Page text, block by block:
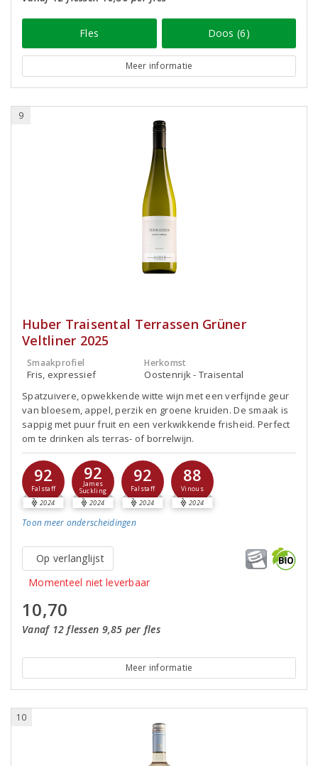
Fles Doos (6)
Meer informatie
9
Huber Traisental Terrassen Grüner
Veltliner 2025
Smaakprofiel
Fris, expressief
Herkomst
Oostenrijk - Traisental
Spatzuivere, opwekkende witte wijn met een verfijnde geur
van bloesem, appel, perzik en groene kruiden. De smaak is
sappig met puur fruit en een verkwikkende frisheid. Perfect
om te drinken als terras- of borrelwijn.
92
Falstaff
2024
92
James
Suckling
2024
92
Falstaff
2024
88
Vinous
2024
Toon meer onderscheidingen
Op verlanglijst
Momenteel niet leverbaar
10,70
Vanaf 12 flessen 9,85 per fles
Meer informatie
10